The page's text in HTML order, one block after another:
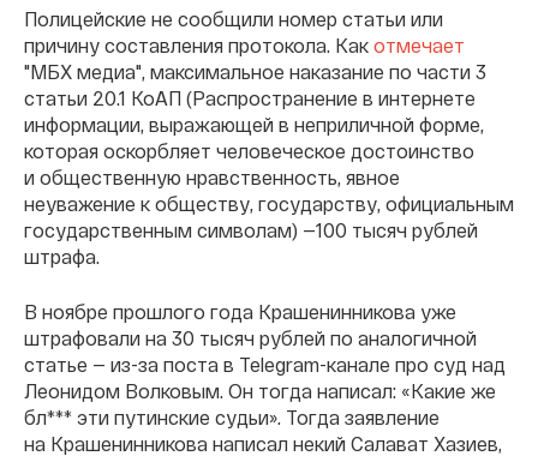
Полицейские не сообщили номер статьи или
причину составления протокола. Как отмечает
"МБХ медиа", максимальное наказание по части 3
статьи 20.1 КоАП (Распространение в интернете
информации, выражающей в неприличной форме,
которая оскорбляет человеческое достоинство
и общественную нравственность, явное
неуважение к обществу, государству, официальным
государственным символам) —100 тысяч рублей
штрафа.
В ноябре прошлого года Крашенинникова уже
штрафовали на 30 тысяч рублей по аналогичной
статье — из-за поста в Telegram-канале про суд над
Леонидом Волковым. Он тогда написал: «Какие же
бл*** эти путинские судьи». Тогда заявление
на Крашенинникова написал некий Салават Хазиев,